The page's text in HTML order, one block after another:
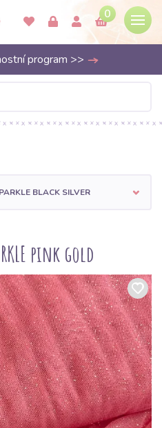
0
program >>
BLACK SILVER
pink gold